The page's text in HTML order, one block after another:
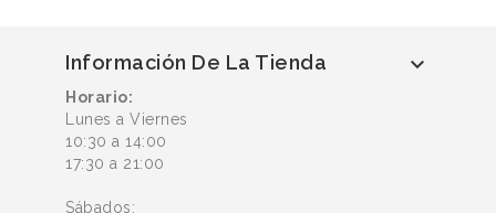
Información De La Tienda 
Horario:
Lunes a Viernes
10:30 a 14:00
17:30 a 21:00
Sábados: